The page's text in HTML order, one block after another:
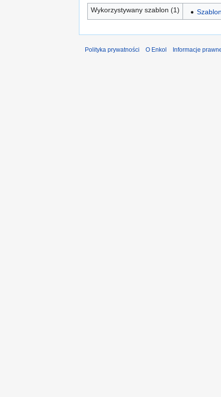
Wykorzystywany szablon (1)
Polityka prywatności O Enkol Informacje